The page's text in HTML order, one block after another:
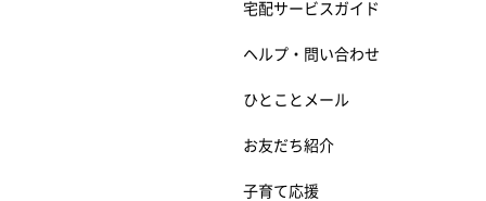
宅配サービスガイド
ヘルプ・問い合わせ
ひとことメール
お友だち紹介
子育て応援